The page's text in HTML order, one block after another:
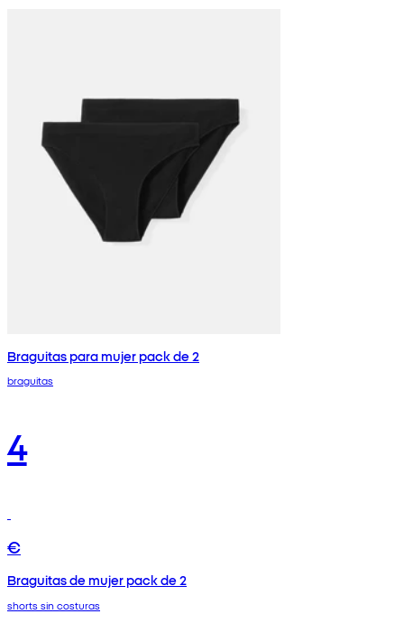
Braguitas para mujer pack de 2
braguitas
4
€
Braguitas de mujer pack de 2
shorts sin costuras